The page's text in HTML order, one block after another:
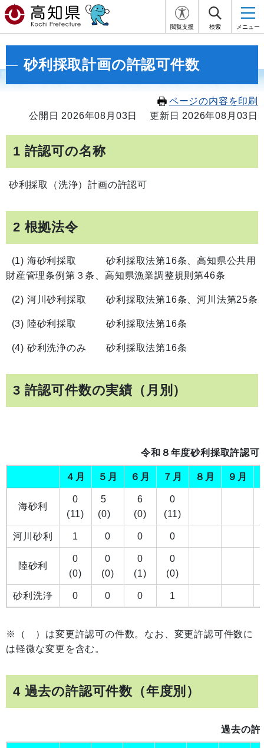
閲覧支援 検索 メニュー
砂利採取計画の許認可件数
ページの内容を印刷
公開日 2026年08月03日
更新日 2026年08月03日
1 許認可の名称
砂利採取（洗浄）計画の許認可
2 根拠法令
(1) 海砂利採取 砂利採取法第16条、高知県公共用
財産管理条例第３条、高知県漁業調整規則第46条
(2) 河川砂利採取 砂利採取法第16条、河川法第25条
(3) 陸砂利採取 砂利採取法第16条
(4) 砂利洗浄のみ 砂利採取法第16条
3 許認可件数の実績（月別）
令和８年度砂利採取許認可
４月 ５月 ６月 ７月 ８月 ９月
海砂利
0
(11)
5
(0)
6
(0)
0
(11)
河川砂利 1 0 0 0
陸砂利
0
(0)
0
(0)
0
(1)
0
(0)
砂利洗浄 0 0 0 1
※（ ）は変更許認可の件数。なお、変更許認可件数に
は軽微な変更を含む。
4 過去の許認可件数（年度別）
過去の許